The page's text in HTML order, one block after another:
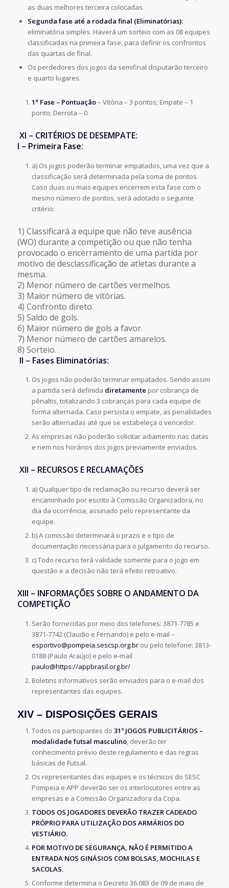
as duas melhores terceira colocadas.
Segunda fase até a rodada final (Eliminatórias):
eliminatória simples. Haverá um sorteio com as 08 equipes
classificadas na primeira fase, para definir os confrontos
das quartas de final.
Os perdedores dos jogos da semifinal disputarão terceiro
e quarto lugares.
1ª Fase – Pontuação– Vitória – 3 pontos; Empate – 1
ponto; Derrota – 0
XI – CRITÉRIOS DE DESEMPATE:
I – Primeira Fase:
a) Os jogos poderão terminar empatados, uma vez que a
classificação será determinada pela soma de pontos.
Caso duas ou mais equipes encerrem esta fase com o
mesmo número de pontos, será adotado o seguinte
critério:
1) Classificará a equipe que não teve ausência
(WO) durante a competição ou que não tenha
provocado o encerramento de uma partida por
motivo de desclassificação de atletas durante a
mesma.
2) Menor número de cartões vermelhos.
3) Maior número de vitórias.
4) Confronto direto.
5) Saldo de gols.
6) Maior número de gols a favor.
7) Menor número de cartões amarelos.
8) Sorteio.
II – Fases Eliminatórias:
Os jogos não poderão terminar empatados. Sendo assim
a partida será definida diretamente por cobrança de
pênaltis, totalizando 3 cobranças para cada equipe de
forma alternada. Caso persista o empate, as penalidades
serão alternadas até que se estabeleça o vencedor.
As empresas não poderão solicitar adiamento nas datas
e nem nos horários dos jogos previamente enviados.
XII – RECURSOS E RECLAMAÇÕES
a) Qualquer tipo de reclamação ou recurso deverá ser
encaminhado por escrito à Comissão Organizadora, no
dia da ocorrência, assinado pelo representante da
equipe.
b) A comissão determinará o prazo e o tipo de
documentação necessária para o julgamento do recurso.
c) Todo recurso terá validade somente para o jogo em
questão e a decisão não terá efeito retroativo.
XIII – INFORMAÇÕES SOBRE O ANDAMENTO DA
COMPETIÇÃO
Serão fornecidas por meio dos telefones: 3871-7785 e
3871-7742 (Claudio e Fernando) e pelo e-mail –
esportivo@pompeia.sescsp.org.brou pelo telefone: 3813-
0188 (Paulo Araújo) e pelo e-mail
paulo@https://appbrasil.org.br/
Boletins informativos serão enviados para o e-mail dos
representantes das equipes.
XIV – DISPOSIÇÕES GERAIS
Todos os participantes do 31º JOGOS PUBLICITÁRIOS –
modalidade futsal masculino, deverão ter
conhecimento prévio deste regulamento e das regras
básicas de Futsal.
Os representantes das equipes e os técnicos do SESC
Pompeia e APP deverão ser os interlocutores entre as
empresas e a Comissão Organizadora da Copa.
TODOS OS JOGADORES DEVERÃO TRAZER CADEADO
PRÓPRIO PARA UTILIZAÇÃO DOS ARMÁRIOS DO
VESTIÁRIO.
POR MOTIVO DE SEGURANÇA, NÃO É PERMITIDO A
ENTRADA NOS GINÁSIOS COM BOLSAS, MOCHILAS E
SACOLAS.
Conforme determina o Decreto 36.083 de 09 de maio de